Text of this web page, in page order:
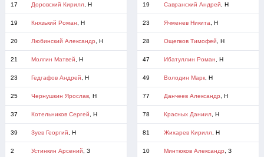
17 Доровский Кирилл, Н
19 Князький Роман , Н
20 Любинский Александр , Н
21 Молгин Матвей , Н
23 Гедгафов Андрей , Н
25 Чернушкин Ярослав, Н
37 Котельников Сергей , Н
39 Зуев Георгий , Н
2 Устинкин Арсений , З
19 Савранский Андрей , Н
23 Ячменев Никита , Н
28 Ощепков Тимофей , Н
47 Ибатуллин Роман , Н
49 Володин Марк, Н
77 Данчеев Александр , Н
78 Красных Даниил, Н
81 Жихарев Кирилл, Н
10 Минтюков Александр , З